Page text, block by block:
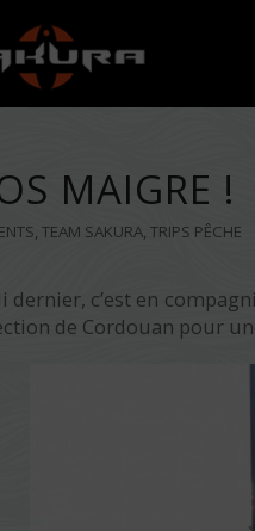
MAIGRE !
, TEAM SAKURA, TRIPS PÊCHE
dernier, c’est en
de Cordouan pour